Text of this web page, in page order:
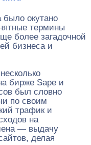
было окутано
термины
более загадочной
бизнеса и
бирже Sape и
был словно
по своим
трафик и
на
— выдачу
делая